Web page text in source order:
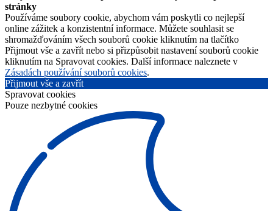
stránky
Používáme soubory cookie, abychom vám poskytli co nejlepší
online zážitek a konzistentní informace. Můžete souhlasit se
shromažďováním všech souborů cookie kliknutím na tlačítko
Přijmout vše a zavřít nebo si přizpůsobit nastavení souborů cookie
kliknutím na Spravovat cookies. Další informace naleznete v
Zásadách používání souborů cookies.
Přijmout vše a zavřít
Spravovat cookies
Pouze nezbytné cookies